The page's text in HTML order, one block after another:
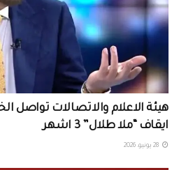
هيئة الاعلام والاتصالات تواصل
ايقاف “ملا طلال” 3 اشهر